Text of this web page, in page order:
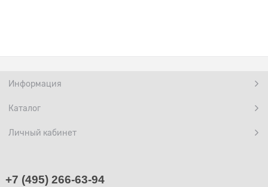
Информация
Каталог
Личный кабинет
+7 (495) 266-63-94